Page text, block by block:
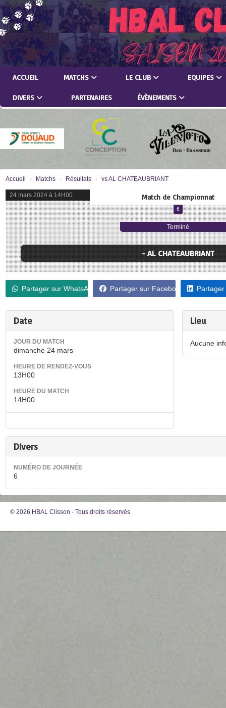
ACCUEIL MATCHS LE CLUB EQUIPES
DIVERS PARTENAIRES ÉVÈNEMENTS
Accueil Matchs Résultats vs AL CHATEAUBRIANT
24 mars 2024 à 14H00 Match de Championnat
6
Terminé
- AL CHATEAUBRIANT
Partager sur WhatsApp Partager sur Facebook
Date
JOUR DU MATCH
dimanche 24 mars
HEURE DE RENDEZ-VOUS
13H00
HEURE DU MATCH
14H00
Lieu
Aucune
Divers
NUMÉRO DE JOURNÉE
6
© 2026 HBAL Clisson - Tous droits réservés
Panneau de gestion des cookies